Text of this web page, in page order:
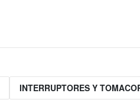
INTERRUPTORES Y